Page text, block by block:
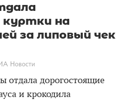
куртки на
за липовый чек
Новости
дорогостоящие
и крокодила